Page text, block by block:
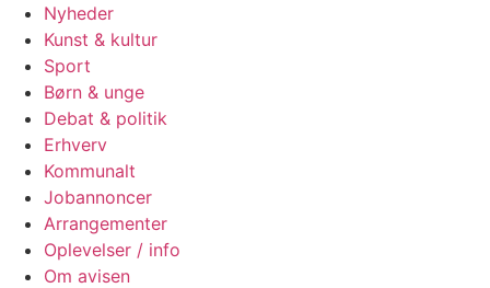
Nyheder
Kunst & kultur
Sport
Børn & unge
Debat & politik
Erhverv
Kommunalt
Jobannoncer
Arrangementer
Oplevelser / info
Om avisen